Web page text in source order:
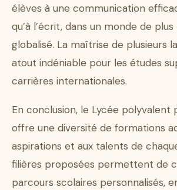
élèves à une communication
qu’à l’écrit, dans un monde de plus
globalisé. La maîtrise de plusieurs
atout indéniable pour les études
carrières internationales.
En conclusion, le Lycée polyvalent
offre une diversité de formations
aspirations et aux talents de
filières proposées permettent de
parcours scolaires personnalisés,